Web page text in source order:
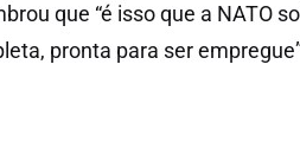
que “é isso que a NATO
pronta para ser